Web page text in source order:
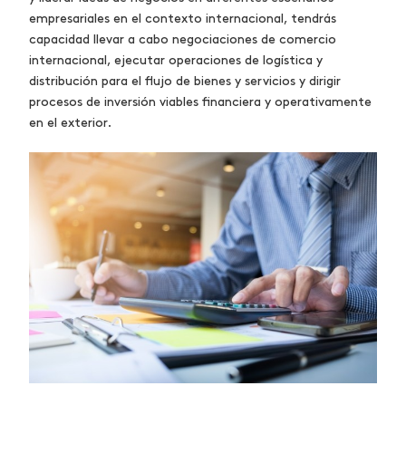
empresariales en el contexto internacional, tendrás
capacidad llevar a cabo negociaciones de comercio
internacional, ejecutar operaciones de logística y
distribución para el flujo de bienes y servicios y dirigir
procesos de inversión viables financiera y operativamente
en el exterior.